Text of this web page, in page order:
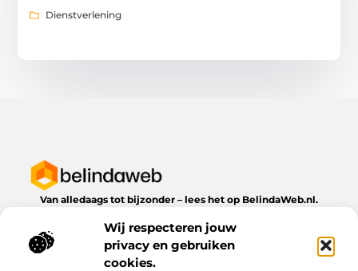
Wij respecteren jouw
privacy en gebruiken
cookies.
Dienstverlening
Van alledaags tot bijzonder – lees het op BelindaWeb.nl.
dagelijks leven te bieden heeft.
Bericht categorie